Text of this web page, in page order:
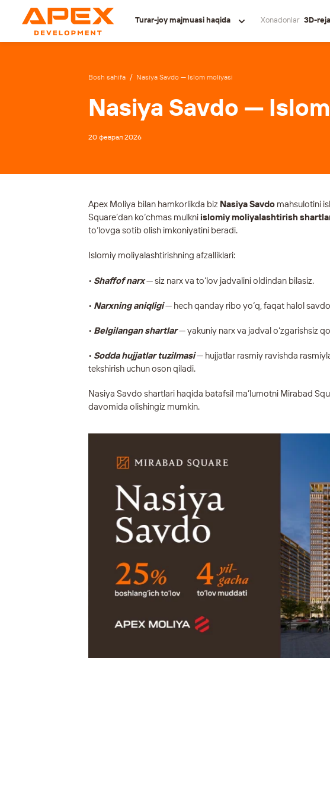
Turar-joy majmuasi haqida Xonadonlar 3D-
Bosh sahifa / Nasiya Savdo — Islom moliyasi
Nasiya Savdo —
20 феврал 2026
Apex Moliya bilan hamkorlikda biz Nasiya Savdo mahsulotini
Square’dan ko‘chmas mulkni islomiy moliyalashtirish
to‘lovga sotib olish imkoniyatini beradi.
Islomiy moliyalashtirishning afzalliklari:
• Shaffof narx— siz narx va to‘lov jadvalini oldindan bilasiz.
• Narxning aniqligi— hech qanday ribo yo‘q, faqat halol
• Belgilangan shartlar— yakuniy narx va jadval o‘zgarishsiz
• Sodda hujjatlar tuzilmasi— hujjatlar rasmiy ravishda
tekshirish uchun oson qiladi.
Nasiya Savdo shartlari haqida batafsil ma’lumotni Mirabad
davomida olishingiz mumkin.